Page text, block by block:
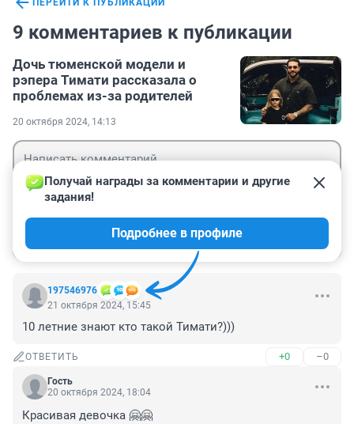
ПЕРЕЙТИ К ПУБЛИКАЦИИ
9 комментариев к публикации
Дочь тюменской модели и
рэпера Тимати рассказала о
проблемах из-за родителей
20 октября 2024, 14:13
197546976
Получай награды за комментарии и другие
задания!
Подробнее в профиле
21 октября 2024, 15:45
10 летние знают кто такой Тимати?)))
ОТВЕТИТЬ +0 –0
Гость
20 октября 2024, 18:04
Красивая девочка 🤗🤗